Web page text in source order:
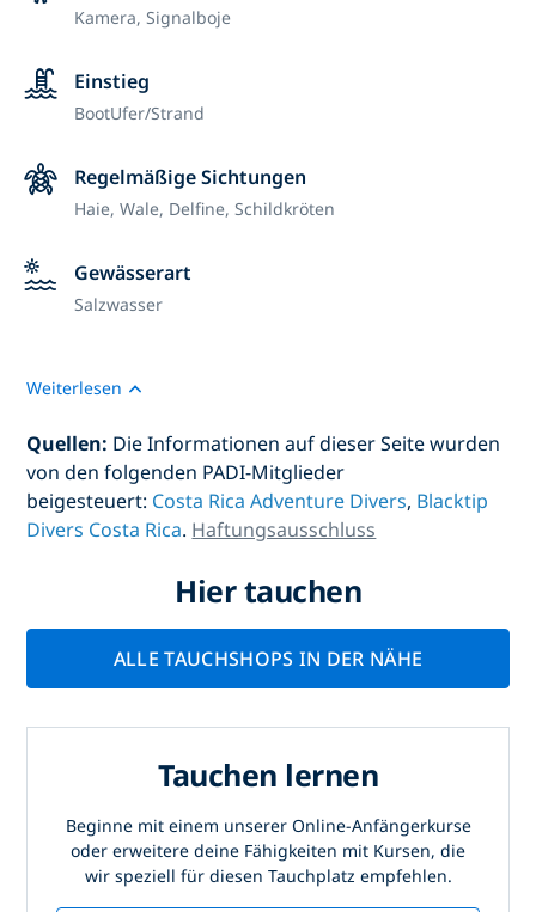
Kamera,Signalboje
Einstieg
BootUfer/Strand
Regelmäßige Sichtungen
Haie, Wale, Delfine, Schildkröten
Gewässerart
Salzwasser
Weiterlesen
Quellen: Die Informationen auf dieser Seite wurden
von den folgenden PADI-Mitglieder
beigesteuert: Costa Rica Adventure Divers, Blacktip
Divers Costa Rica. Haftungsausschluss
Hier tauchen
ALLE TAUCHSHOPS IN DER NÄHE
Tauchen lernen
Beginne mit einem unserer Online-Anfängerkurse
oder erweitere deine Fähigkeiten mit Kursen, die
wir speziell für diesen Tauchplatz empfehlen.